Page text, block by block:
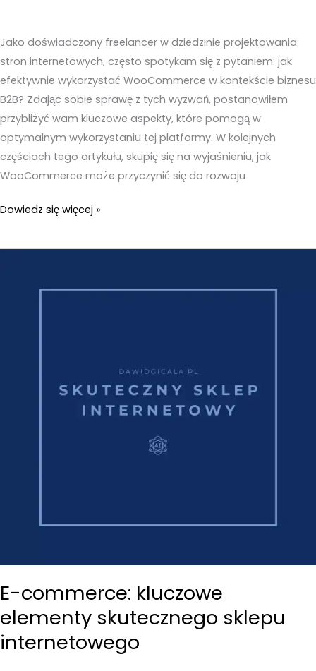
Jako doświadczony freelancer w dziedzinie projektowania
stron internetowych, często spotykam się z pytaniem: jak
efektywnie wykorzystać WooCommerce w kontekście biznesu
B2B? Zdając sobie sprawę z tych wyzwań, postanowiłem
przybliżyć wam kluczowe aspekty, które pomogą w
optymalnym wykorzystaniu tej platformy. W kolejnych
częściach tego artykułu, skupię się na wyjaśnieniu, jak
WooCommerce może przyczynić się do rozwoju
WooCommerce
–
Dowiedz się więcej »
E-commerce: kluczowe
elementy skutecznego sklepu
internetowego